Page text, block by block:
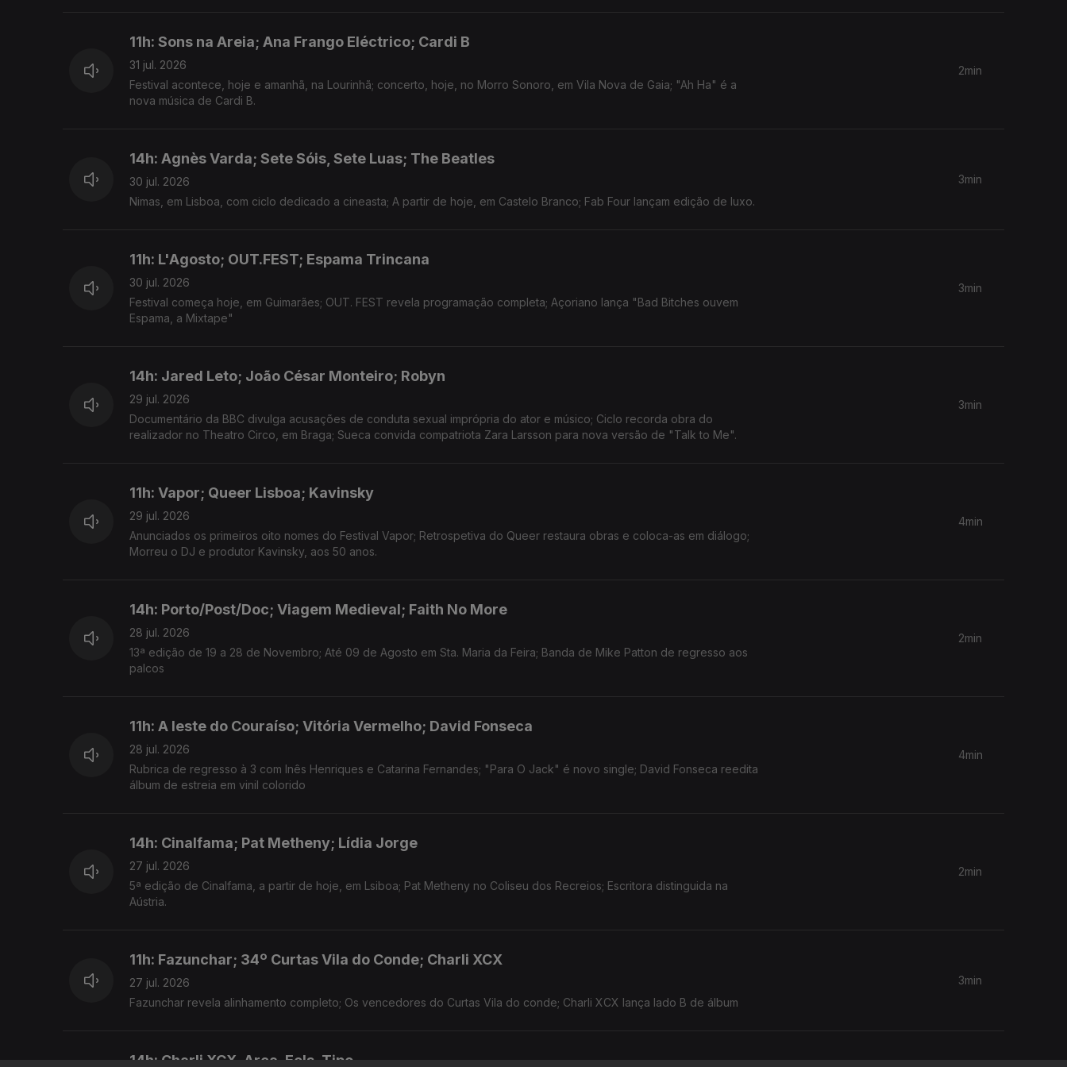
11h: Sons na Areia; Ana Frango Eléctrico; Cardi B
31 jul. 2026
Festival acontece, hoje e amanhã, na Lourinhã; concerto, hoje, no Morro Sonoro, em Vila Nova de Gaia; "Ah Ha" é a
nova música de Cardi B.
2min
14h: Agnès Varda; Sete Sóis, Sete Luas; The Beatles
30 jul. 2026
Nimas, em Lisboa, com ciclo dedicado a cineasta; A partir de hoje, em Castelo Branco; Fab Four lançam edição de luxo.
3min
11h: L'Agosto; OUT.FEST; Espama Trincana
30 jul. 2026
Festival começa hoje, em Guimarães; OUT. FEST revela programação completa; Açoriano lança "Bad Bitches ouvem
Espama, a Mixtape"
3min
14h: Jared Leto; João César Monteiro; Robyn
29 jul. 2026
Documentário da BBC divulga acusações de conduta sexual imprópria do ator e músico; Ciclo recorda obra do
realizador no Theatro Circo, em Braga; Sueca convida compatriota Zara Larsson para nova versão de "Talk to Me".
3min
11h: Vapor; Queer Lisboa; Kavinsky
29 jul. 2026
Anunciados os primeiros oito nomes do Festival Vapor; Retrospetiva do Queer restaura obras e coloca-as em diálogo;
Morreu o DJ e produtor Kavinsky, aos 50 anos.
4min
14h: Porto/Post/Doc; Viagem Medieval; Faith No More
28 jul. 2026
13ª edição de 19 a 28 de Novembro; Até 09 de Agosto em Sta. Maria da Feira; Banda de Mike Patton de regresso aos
palcos
2min
11h: A leste do Couraíso; Vitória Vermelho; David Fonseca
28 jul. 2026
Rubrica de regresso à 3 com Inês Henriques e Catarina Fernandes; "Para O Jack" é novo single; David Fonseca reedita
álbum de estreia em vinil colorido
4min
14h: Cinalfama; Pat Metheny; Lídia Jorge
27 jul. 2026
5ª edição de Cinalfama, a partir de hoje, em Lsiboa; Pat Metheny no Coliseu dos Recreios; Escritora distinguida na
Aústria.
2min
11h: Fazunchar; 34º Curtas Vila do Conde; Charli XCX
27 jul. 2026
Fazunchar revela alinhamento completo; Os vencedores do Curtas Vila do conde; Charli XCX lança lado B de álbum
3min
14h: Charli XCX, Arca, Eels, Tipo